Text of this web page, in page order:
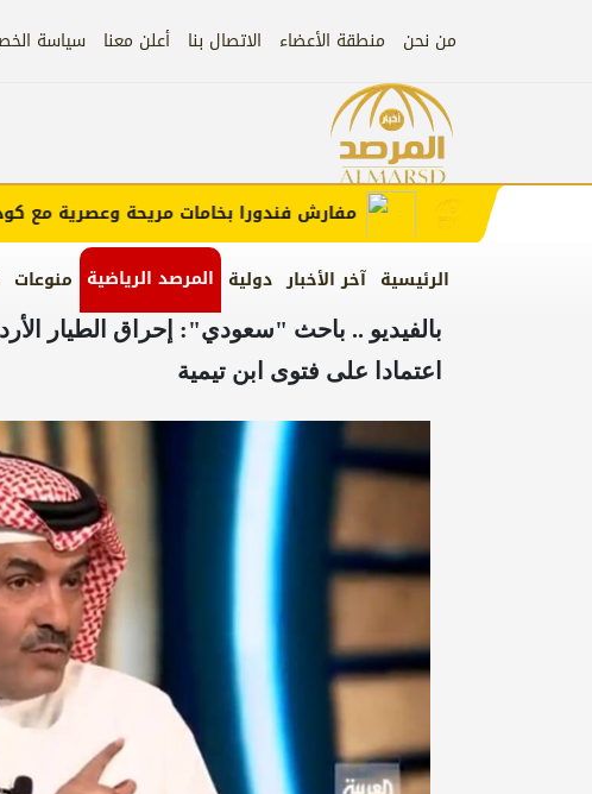
من نحن منطقة الأعضاء الاتصال بنا أعلن معنا سياسة
الرئيسية آخر الأخبار دولية المرصد الرياضية منوعات
مفارش فندورا بخامات مريحة وعصرية مع كود
اعتمادا على فتوى ابن تيمية